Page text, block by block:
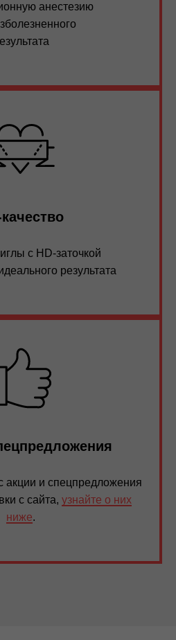
анестезию
с HD-заточкой
результата
акции и спецпредложения
с сайта, узнайте о них
ниже.